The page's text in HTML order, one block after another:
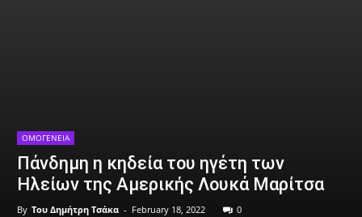
ΟΜΟΓΕΝΕΙΑ
Πάνδημη η κηδεία του ηγέτη των
Ηλείων της Αμερικής Λουκά Μαρίτσα
By Του Δημήτρη Τσάκα - February 18, 2022 0